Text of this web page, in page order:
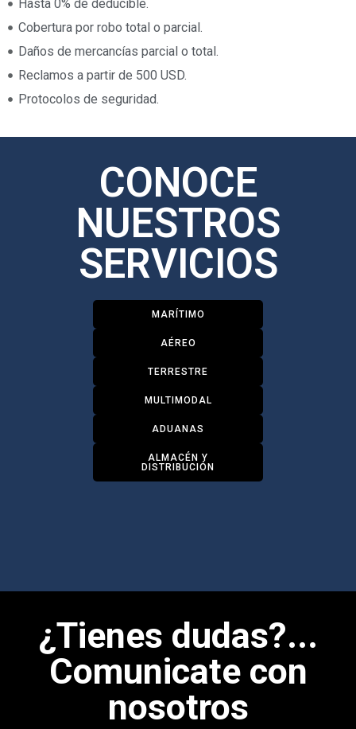
Hasta 0% de deducible.
Cobertura por robo total o parcial.
Daños de mercancías parcial o total.
Reclamos a partir de 500 USD.
Protocolos de seguridad.
CONOCE
NUESTROS
SERVICIOS
MARÍTIMO
AÉREO
TERRESTRE
MULTIMODAL
ADUANAS
ALMACÉN Y
DISTRIBUCIÓN
¿Tienes dudas?...
Comunicate con
nosotros